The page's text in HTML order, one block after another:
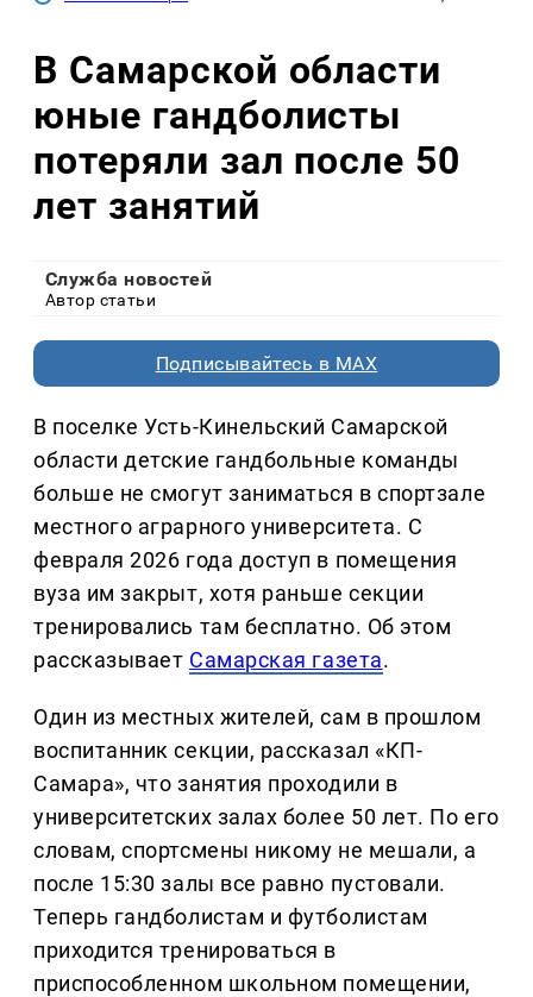
В Самарской области
юные гандболисты
потеряли зал после 50
лет занятий
Служба новостей
Автор статьи
Подписывайтесь в MAX
В поселке Усть-Кинельский Самарской
области детские гандбольные команды
больше не смогут заниматься в спортзале
местного аграрного университета. С
февраля 2026 года доступ в помещения
вуза им закрыт, хотя раньше секции
тренировались там бесплатно. Об этом
рассказывает Самарская газета.
Один из местных жителей, сам в прошлом
воспитанник секции, рассказал «КП-
Самара», что занятия проходили в
университетских залах более 50 лет. По его
словам, спортсмены никому не мешали, а
после 15:30 залы все равно пустовали.
Теперь гандболистам и футболистам
приходится тренироваться в
приспособленном школьном помещении,